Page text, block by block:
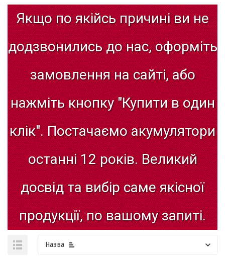
Якщо по якійсь причині ви не
додзвонились до нас, оформіть
замовлення на сайті, або
нажміть кнопку "Купити в один
клік". Постачаємо акумулятори
останні 12 років. Великий
досвід та вибір саме якісної
продукції, по вашому запиті.
Назва